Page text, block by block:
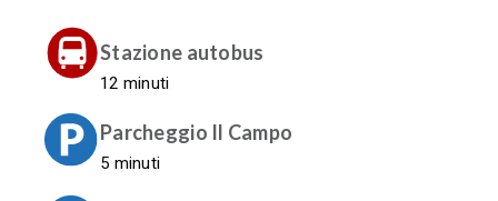
Stazione autobus
12 minuti
Parcheggio Il Campo
5 minuti